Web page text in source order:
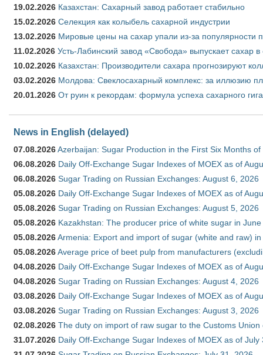
19.02.2026 Казахстан: Сахарный завод работает стабильно
15.02.2026 Селекция как колыбель сахарной индустрии
13.02.2026 Мировые цены на сахар упали из-за популярности
11.02.2026 Усть-Лабинский завод «Свобода» выпускает сахар в
10.02.2026 Казахстан: Производители сахара прогнозируют
03.02.2026 Молдова: Свеклосахарный комплекс: за иллюзию
20.01.2026 От руин к рекордам: формула успеха сахарного
News in English (delayed)
07.08.2026Azerbaijan: Sugar Production in the First Six Months of
06.08.2026 Daily Off-Exchange Sugar Indexes of MOEX as of
06.08.2026 Sugar Trading on Russian Exchanges: August 6, 2026
05.08.2026 Daily Off-Exchange Sugar Indexes of MOEX as of
05.08.2026 Sugar Trading on Russian Exchanges: August 5, 2026
05.08.2026 Kazakhstan: The producer price of white sugar in
05.08.2026Armenia: Export and import of sugar (white and raw)
05.08.2026Average price of beet pulp from manufacturers
04.08.2026 Daily Off-Exchange Sugar Indexes of MOEX as of
04.08.2026 Sugar Trading on Russian Exchanges: August 4, 2026
03.08.2026 Daily Off-Exchange Sugar Indexes of MOEX as of
03.08.2026 Sugar Trading on Russian Exchanges: August 3, 2026
02.08.2026 The duty on import of raw sugar to the Customs
31.07.2026 Daily Off-Exchange Sugar Indexes of MOEX as of July